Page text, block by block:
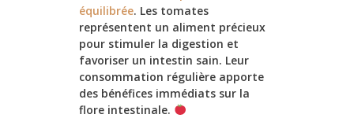
équilibrée. Les tomates
représentent un aliment précieux
pour stimuler la digestion et
favoriser un intestin sain. Leur
consommation régulière apporte
des bénéfices immédiats sur la
flore intestinale.